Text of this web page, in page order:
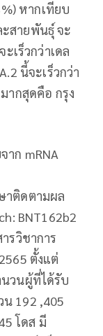
หากเทียบ
สายพันธุ์ จะ
เร็วกว่าเดล
นี้จะเร็วกว่า
ากสุดคือ กรุง
าก mRNA
าติดตามผล
BNT162b2
รวิชาการ
ตั้งแต่
นวนผู้ที่ได้รับ
192 ,405
โดส มี